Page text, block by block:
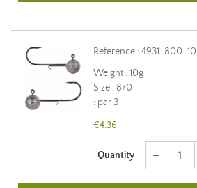
Reference : 4931-800-10
Weight : 10g
Size : 8/0
: par 3
€4.36
Quantity remove